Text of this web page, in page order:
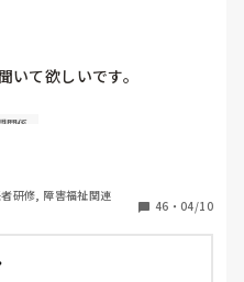
て欲しいです。
ずつですが覚えてきまし
「は？なんで？」
関係
研修, 障害福祉関連
46 ・ 04/10